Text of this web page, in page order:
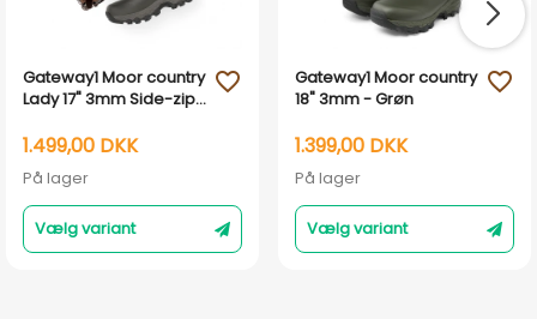
Gateway1 Moor country
Lady 17" 3mm Side-zip
1.499,00 DKK
På lager
Vælg variant
favorite_outline
Gateway1 Moor country
18" 3mm - Grøn
1.399,00 DKK
På lager
Vælg variant
favorite_outline